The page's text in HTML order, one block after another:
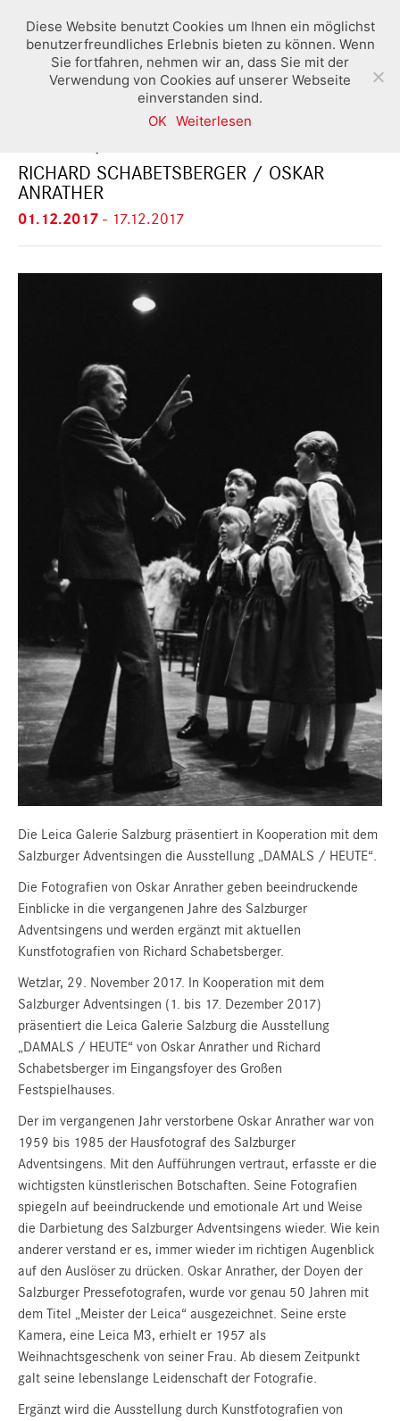
RICHARD SCHABETSBERGER / OSKAR
ANRATHER
01.12.2017 - 17.12.2017
Die Leica Galerie Salzburg präsentiert in Kooperation mit dem
Salzburger Adventsingen die Ausstellung „DAMALS / HEUTE“.
Die Fotografien von Oskar Anrather geben beeindruckende
Einblicke in die vergangenen Jahre des Salzburger
Adventsingens und werden ergänzt mit aktuellen
Kunstfotografien von Richard Schabetsberger.
Wetzlar, 29. November 2017. In Kooperation mit dem
Salzburger Adventsingen (1. bis 17. Dezember 2017)
präsentiert die Leica Galerie Salzburg die Ausstellung
„DAMALS / HEUTE“ von Oskar Anrather und Richard
Schabetsberger im Eingangsfoyer des Großen
Festspielhauses.
Der im vergangenen Jahr verstorbene Oskar Anrather war von
1959 bis 1985 der Hausfotograf des Salzburger
Adventsingens. Mit den Aufführungen vertraut, erfasste er die
wichtigsten künstlerischen Botschaften. Seine Fotografien
spiegeln auf beeindruckende und emotionale Art und Weise
die Darbietung des Salzburger Adventsingens wieder. Wie kein
anderer verstand er es, immer wieder im richtigen Augenblick
auf den Auslöser zu drücken. Oskar Anrather, der Doyen der
Salzburger Pressefotografen, wurde vor genau 50 Jahren mit
dem Titel „Meister der Leica“ ausgezeichnet. Seine erste
Kamera, eine Leica M3, erhielt er 1957 als
Weihnachtsgeschenk von seiner Frau. Ab diesem Zeitpunkt
galt seine lebenslange Leidenschaft der Fotografie.
Ergänzt wird die Ausstellung durch Kunstfotografien von
Diese Website benutzt Cookies um Ihnen ein möglichst
benutzerfreundliches Erlebnis bieten zu können. Wenn
Sie fortfahren, nehmen wir an, dass Sie mit der
Verwendung von Cookies auf unserer Webseite
einverstanden sind.
OK Weiterlesen